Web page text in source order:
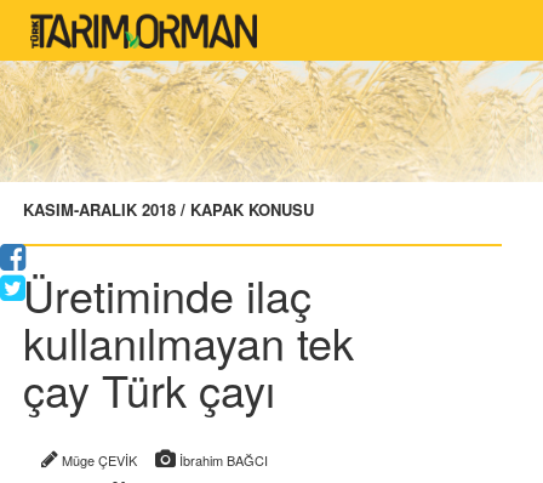
KASIM-ARALIK 2018 / KAPAK KONUSU
Üretiminde ilaç
kullanılmayan tek
çay Türk çayı
Müge ÇEVİK İbrahim BAĞCI